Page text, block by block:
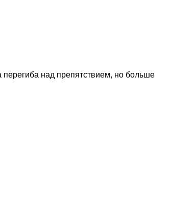
над препятствием, но больше